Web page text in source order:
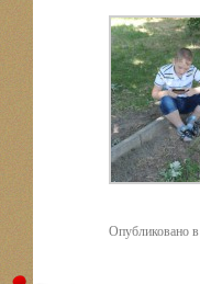
Опубликовано в